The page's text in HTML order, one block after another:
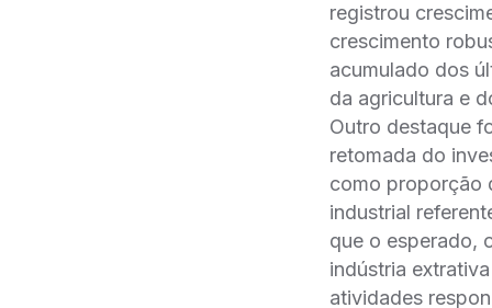
registrou
crescimento
acumulado dos
da agricultura e
Outro destaque
retomada do
como proporção
industrial
que o esperado,
indústria
atividades